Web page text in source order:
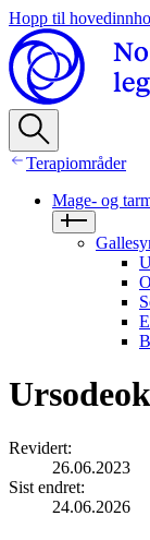
Hopp til
Terapiområder
Mage- og
Revidert:
26.06.2023
Sist endret:
24.06.2026